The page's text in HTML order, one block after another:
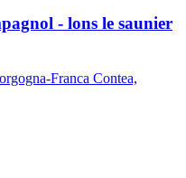
- lons le saunier
Franca Contea,